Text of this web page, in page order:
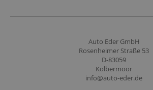
Auto Eder GmbH
Rosenheimer Straße 53
D-83059
Kolbermoor
info@auto-eder.de